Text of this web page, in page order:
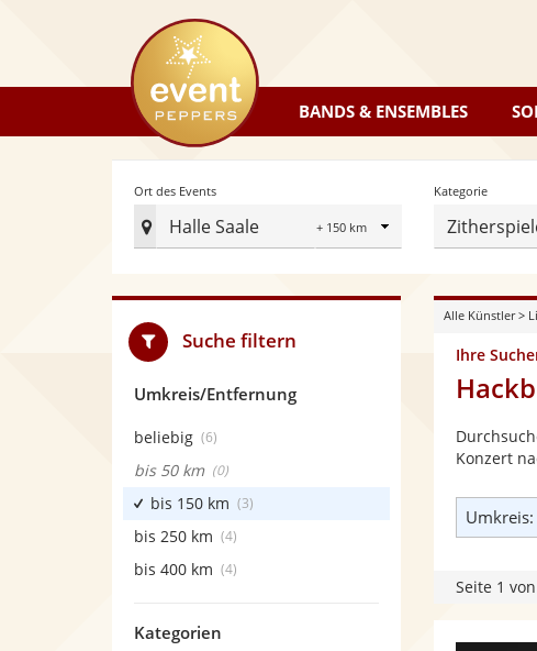
eventpeppers
BANDS & ENSEMBLES
Ort des Events
Halle Saale
Radius
Ort
Events
festlegen
Kategorie
Alle Künstler>
Ihre
Konzert
Seite 1 von
Suche filtern
Umkreis/Entfernung
beliebig (6)
bis 50 km (0)
bis 150 km (3)
bis 250 km (4)
bis 400 km (4)
Kategorien